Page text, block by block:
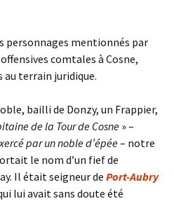
personnages mentionnés par
comtales à Cosne,
terrain juridique.
bailli de Donzy, un Frappier,
de la Tour de Cosne » –
par un noble d’épée– notre
le nom d’un fief de
Il était seigneur de Port-Aubry
lui avait sans doute été